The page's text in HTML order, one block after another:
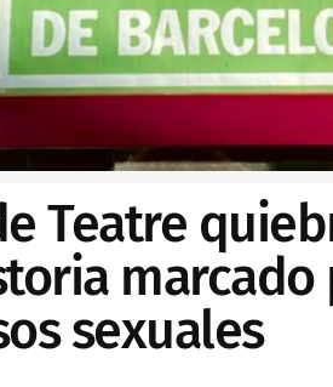
Teatre
sexuales